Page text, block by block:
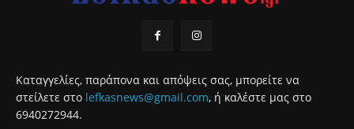
Καταγγελίες, παράπονα και απόψεις σας, μπορείτε να
στείλετε στο lefkasnews@gmail.com, ή καλέστε μας στο
6940272944.